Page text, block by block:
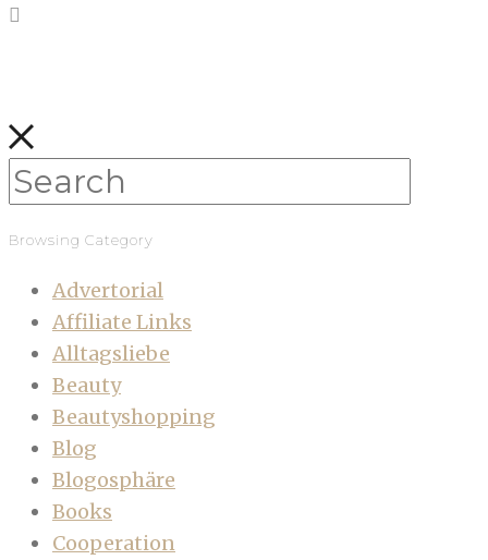
Browsing Category
Advertorial
Affiliate Links
Alltagsliebe
Beauty
Beautyshopping
Blog
Blogosphäre
Books
Cooperation